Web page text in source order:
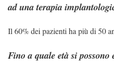
ad una terapia
Il 60% dei pazienti ha più di 50
Fino a quale età si